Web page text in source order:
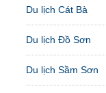
Du lịch Cát Bà
Du lịch Đồ Sơn
Du lịch Sầm Sơn